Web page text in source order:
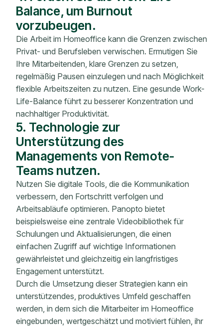
Balance, um Burnout
vorzubeugen.
Die Arbeit im Homeoffice kann die Grenzen zwischen
Privat- und Berufsleben verwischen. Ermutigen Sie
Ihre Mitarbeitenden, klare Grenzen zu setzen,
regelmäßig Pausen einzulegen und nach Möglichkeit
flexible Arbeitszeiten zu nutzen. Eine gesunde Work-
Life-Balance führt zu besserer Konzentration und
nachhaltiger Produktivität.
5. Technologie zur
Unterstützung des
Managements von Remote-
Teams nutzen.
Nutzen Sie digitale Tools, die die Kommunikation
verbessern, den Fortschritt verfolgen und
Arbeitsabläufe optimieren. Panopto bietet
beispielsweise eine zentrale Videobibliothek für
Schulungen und Aktualisierungen, die einen
einfachen Zugriff auf wichtige Informationen
gewährleistet und gleichzeitig ein langfristiges
Engagement unterstützt.
Durch die Umsetzung dieser Strategien kann ein
unterstützendes, produktives Umfeld geschaffen
werden, in dem sich die Mitarbeiter im Homeoffice
eingebunden, wertgeschätzt und motiviert fühlen, ihr